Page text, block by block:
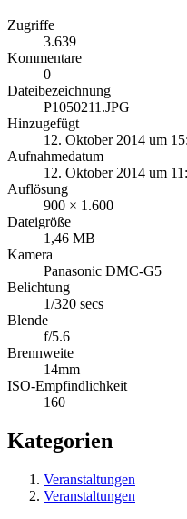
Zugriffe
3.639
Kommentare
0
Dateibezeichnung
P1050211.JPG
Hinzugefügt
12. Oktober 2014 um
Aufnahmedatum
12. Oktober 2014 um
Auflösung
900 × 1.600
Dateigröße
1,46 MB
Kamera
Panasonic DMC-G5
Belichtung
1/320 secs
Blende
f/5.6
Brennweite
14mm
ISO-Empfindlichkeit
160
Kategorien
Veranstaltungen
Veranstaltungen